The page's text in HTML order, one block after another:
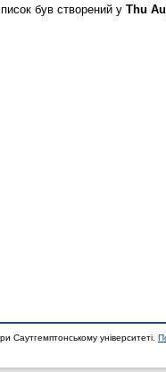
був створений у Thu
Саутгемптонському університеті.